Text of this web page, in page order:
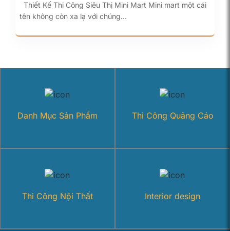
Thiết Kế Thi Công Siêu Thị Mini Mart Mini mart một cái
tên không còn xa lạ với chúng…
Danh Mục Sản Phẩm Thi Công Quảng Cáo
Thi Công Nội Thất Interior design